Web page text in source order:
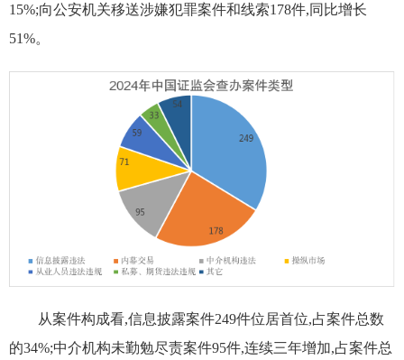
15%;向公安机关移送涉嫌犯罪案件和线索178件,同比增长
51%。
从案件构成看,信息披露案件249件位居首位,占案件总数
的34%;中介机构未勤勉尽责案件95件,连续三年增加,占案件总